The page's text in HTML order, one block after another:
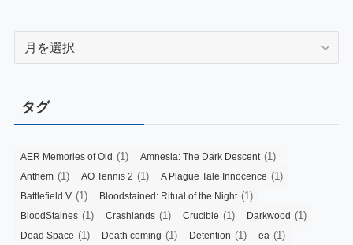
Archives
タグ
AER Memories of Old (1) Amnesia: The Dark Descent (1)
Anthem (1) AO Tennis 2 (1) A Plague Tale Innocence (1)
Battlefield V (1) Bloodstained: Ritual of the Night (1)
BloodStaines (1) Crashlands (1) Crucible (1) Darkwood (1)
Dead Space (1) Death coming (1) Detention (1) ea (1)